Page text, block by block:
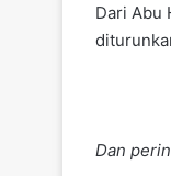
Dari Abu
Dan